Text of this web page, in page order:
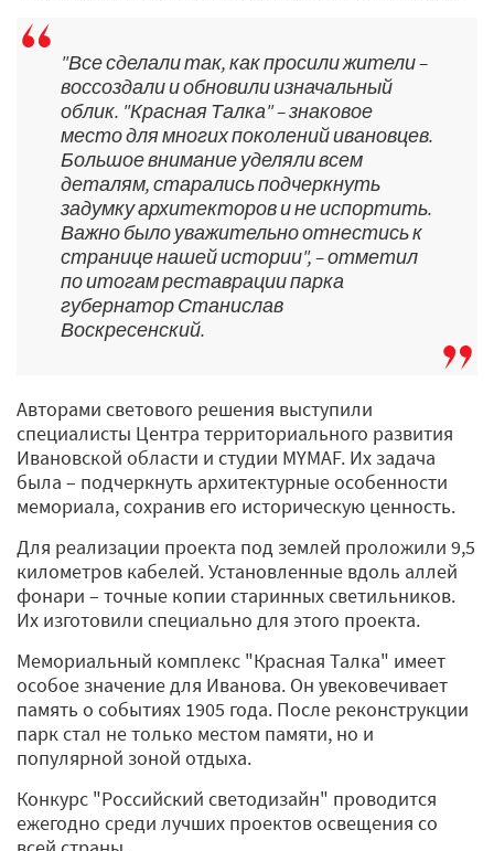
"Все сделали так, как просили жители –
воссоздали и обновили изначальный
облик. "Красная Талка" – знаковое
место для многих поколений ивановцев.
Большое внимание уделяли всем
деталям, старались подчеркнуть
задумку архитекторов и не испортить.
Важно было уважительно отнестись к
странице нашей истории", – отметил
по итогам реставрации парка
губернатор Станислав
Воскресенский.
Авторами светового решения выступили
специалисты Центра территориального развития
Ивановской области и студии MYMAF. Их задача
была – подчеркнуть архитектурные особенности
мемориала, сохранив его историческую ценность.
Для реализации проекта под землей проложили 9,5
километров кабелей. Установленные вдоль аллей
фонари – точные копии старинных светильников.
Их изготовили специально для этого проекта.
Мемориальный комплекс "Красная Талка" имеет
особое значение для Иванова. Он увековечивает
память о событиях 1905 года. После реконструкции
парк стал не только местом памяти, но и
популярной зоной отдыха.
Конкурс "Российский светодизайн" проводится
ежегодно среди лучших проектов освещения со